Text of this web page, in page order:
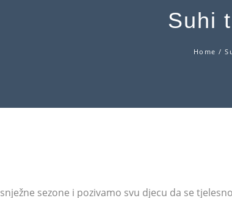
Suhi
Home /
sezone i pozivamo svu djecu da se